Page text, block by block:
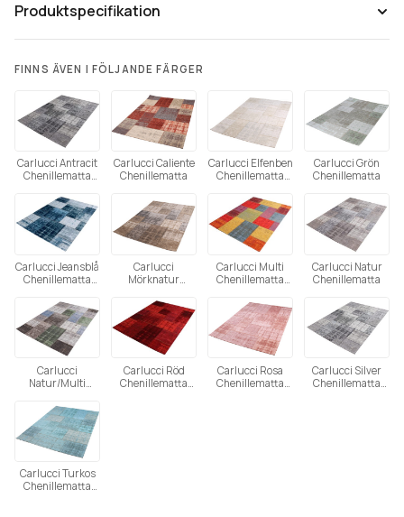
Tänk på att färgåtergivning av bilder kan variera mellan olika
datorer beroende på skärmens inställning.
Produktspecifikation
FINNS ÄVEN I FÖLJANDE FÄRGER
Carlucci Antracit
Chenillematta
Carlucci Caliente
Chenillematta
Carlucci Elfenben
Chenillematta
Carlucci Grön
Chenillematta
Carlucci Jeansblå
Chenillematta
Carlucci
Mörknatur
(Utgående)
Carlucci Multi
Chenillematta
Carlucci Natur
Chenillematta
Carlucci
Natur/Multi
(Utgående)
Carlucci Röd
Chenillematta
Carlucci Rosa
Chenillematta
Carlucci Silver
Chenillematta
Carlucci Turkos
Chenillematta